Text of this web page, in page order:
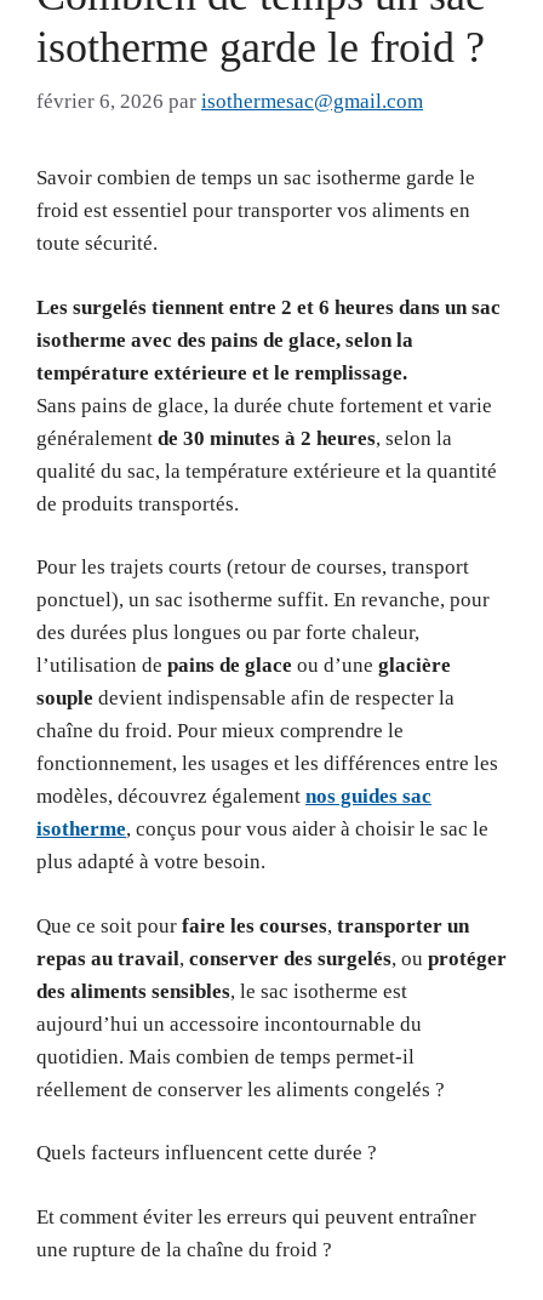
isotherme garde le froid ?
février 6, 2026 par isothermesac@gmail.com
Savoir combien de temps un sac isotherme garde le
froid est essentiel pour transporter vos aliments en
toute sécurité.
Les surgelés tiennent entre 2 et 6 heures dans un sac
isotherme avec des pains de glace, selon la
température extérieure et le remplissage.
Sans pains de glace, la durée chute fortement et varie
généralement de 30 minutes à 2 heures, selon la
qualité du sac, la température extérieure et la quantité
de produits transportés.
Pour les trajets courts (retour de courses, transport
ponctuel), un sac isotherme suffit. En revanche, pour
des durées plus longues ou par forte chaleur,
l’utilisation de pains de glace ou d’une glacière
souple devient indispensable afin de respecter la
chaîne du froid. Pour mieux comprendre le
fonctionnement, les usages et les différences entre les
modèles, découvrez également nos guides sac
isotherme, conçus pour vous aider à choisir le sac le
plus adapté à votre besoin.
Que ce soit pour faire les courses, transporter un
repas au travail, conserver des surgelés, ou protéger
des aliments sensibles, le sac isotherme est
aujourd’hui un accessoire incontournable du
quotidien. Mais combien de temps permet-il
réellement de conserver les aliments congelés ?
Quels facteurs influencent cette durée ?
Et comment éviter les erreurs qui peuvent entraîner
une rupture de la chaîne du froid ?